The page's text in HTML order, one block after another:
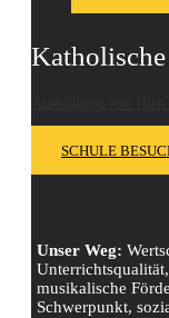
SCHULE
Unser Weg:
musikalische
Schwerpunkt,